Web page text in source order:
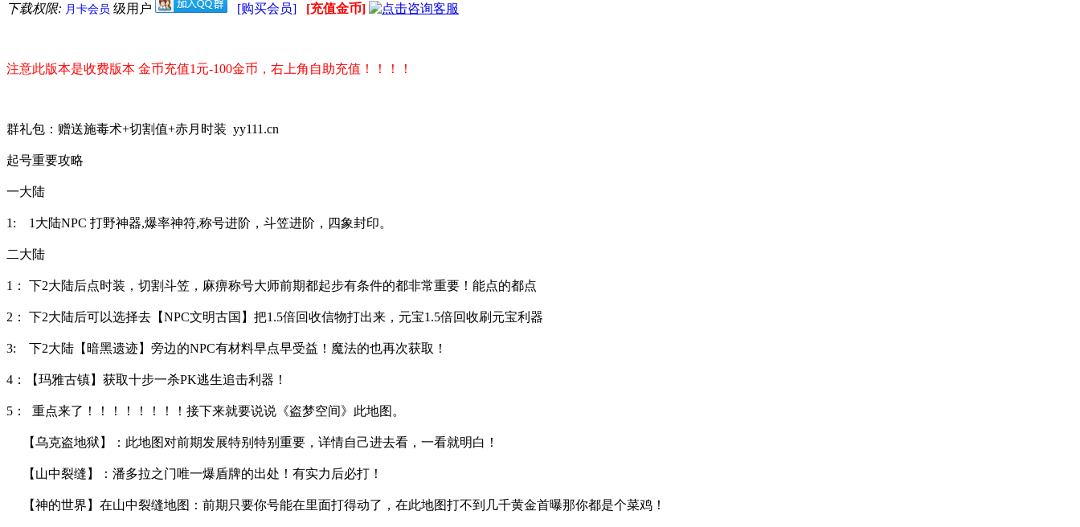
下载权限: 月卡会员 级用户 [购买会员] [充值金币]
注意此版本是收费版本 金币充值1元-100金币，右上角自助充值！！！！
群礼包：赠送施毒术+切割值+赤月时装 yy111.cn
起号重要攻略
一大陆
1: 1大陆NPC 打野神器,爆率神符,称号进阶，斗笠进阶，四象封印。
二大陆
1： 下2大陆后点时装，切割斗笠，麻痹称号大师前期都起步有条件的都非常重要！能点的都点
2： 下2大陆后可以选择去【NPC文明古国】把1.5倍回收信物打出来，元宝1.5倍回收刷元宝利器
3: 下2大陆【暗黑遗迹】旁边的NPC有材料早点早受益！魔法的也再次获取！
4：【玛雅古镇】获取十步一杀PK逃生追击利器！
5： 重点来了！！！！！！！！接下来就要说说《盗梦空间》此地图。
【乌克盗地狱】：此地图对前期发展特别特别重要，详情自己进去看，一看就明白！
【山中裂缝】：潘多拉之门唯一爆盾牌的出处！有实力后必打！
【神的世界】在山中裂缝地图：前期只要你号能在里面打得动了，在此地图打不到几千黄金首曝那你都是个菜鸡！